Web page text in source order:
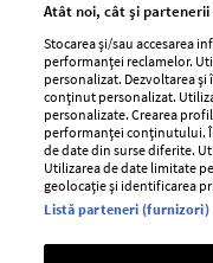
GSP
Unica
Baby
Retete
Pariază responsabil!
Jocurile de
Atât noi, cât și
Stocarea și/sau accesarea
performanței reclamelor.
personalizat. Dezvoltarea
conținut personalizat.
personalizate. Crearea
performanței conținutului.
de date din surse diferite.
Utilizarea de date limitate
geolocație și identificarea
Listă parteneri (furnizori)